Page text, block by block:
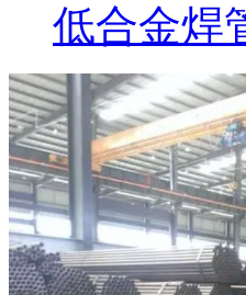
低合金焊